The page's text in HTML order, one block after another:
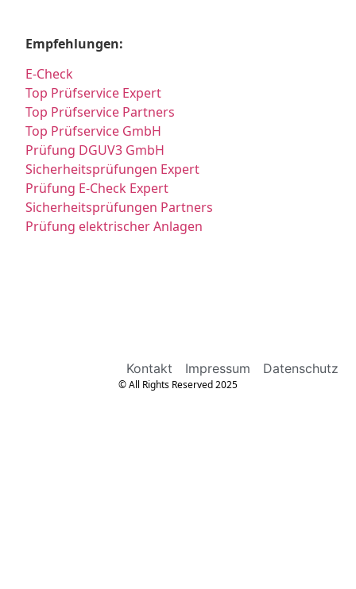
Empfehlungen:
E-Check
Top Prüfservice Expert
Top Prüfservice Partners
Top Prüfservice GmbH
Prüfung DGUV3 GmbH
Sicherheitsprüfungen Expert
Prüfung E-Check Expert
Sicherheitsprüfungen Partners
Prüfung elektrischer Anlagen
Kontakt Impressum Datenschutz
© All Rights Reserved 2025